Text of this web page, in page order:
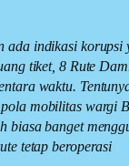
ada indikasi korupsi
tiket, 8 Rute
waktu.
mobilitas wargi
biasa banget
tetap beroperasi